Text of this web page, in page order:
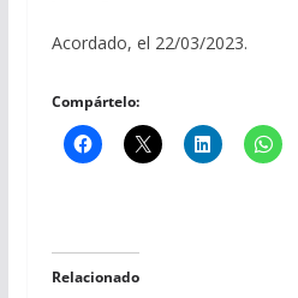
Acordado, el 22/03/2023.
Compártelo:
Relacionado